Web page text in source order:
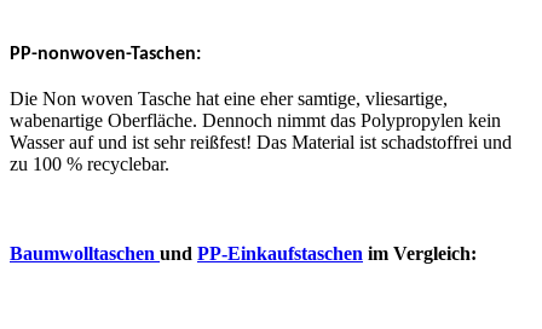
PP-nonwoven-Taschen:
Die Non woven Tasche hat eine eher samtige, vliesartige,
wabenartige Oberfläche. Dennoch nimmt das Polypropylen kein
Wasser auf und ist sehr reißfest! Das Material ist schadstoffrei und
zu 100 % recyclebar.
Baumwolltaschen und PP-Einkaufstaschen im Vergleich: